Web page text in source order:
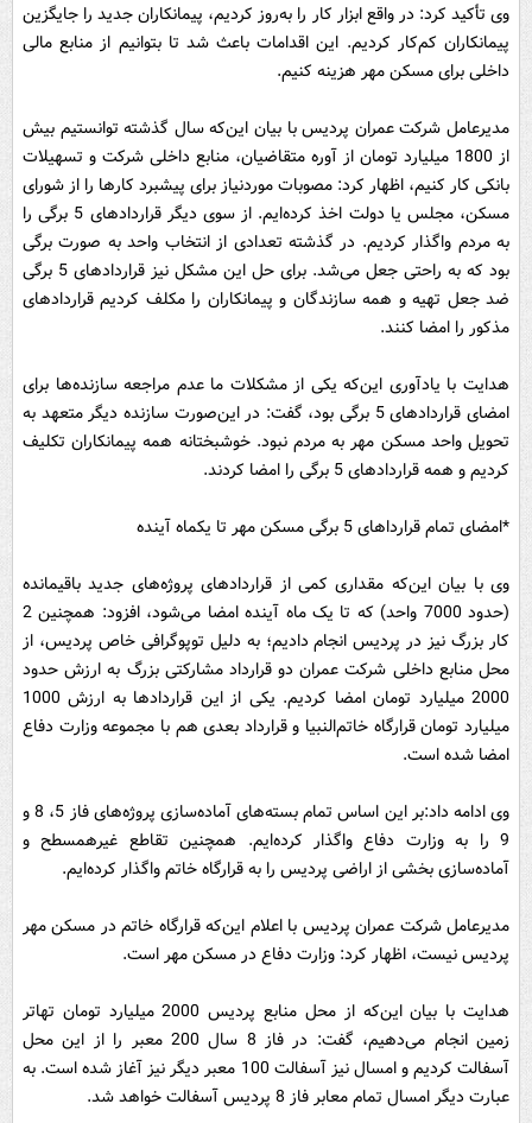
وی تأکید کرد: در واقع ابزار کار را به‌روز کردیم، پیمانکاران جدید را جایگزین
پیمانکاران کم‌کار کردیم. این اقدامات باعث شد تا بتوانیم از منابع مالی
داخلی برای مسکن مهر هزینه کنیم.
مدیرعامل شرکت عمران پردیس با بیان این‌که سال گذشته توانستیم بیش
از 1800 میلیارد تومان از آوره متقاضیان، منابع داخلی شرکت و تسهیلات
بانکی کار کنیم، اظهار کرد: مصوبات موردنیاز برای پیشبرد کارها را از شورای
مسکن، مجلس یا دولت اخذ کرده‌ایم. از سوی دیگر قراردادهای 5 برگی را
به مردم واگذار کردیم. در گذشته تعدادی از انتخاب‌ واحد به صورت ‌برگی
بود که به راحتی جعل می‌شد. برای حل این مشکل نیز قراردادهای 5 برگی
ضد جعل تهیه و همه سازندگان و پیمانکاران را مکلف کردیم قراردادهای
مذکور را امضا کنند.
هدایت با یادآوری این‌که یکی از مشکلات ما عدم مراجعه سازنده‌ها برای
امضای قراردادهای 5 برگی بود، گفت: در این‌صورت سازنده دیگر متعهد به
تحویل واحد مسکن مهر به مردم نبود. خوشبختانه همه پیمانکاران تکلیف
کردیم و همه قراردادهای 5 برگی را امضا کردند.
*امضای تمام قرارداهای 5 برگی مسکن مهر تا یکماه آینده
وی با بیان این‌که مقداری کمی از قراردادهای پروژه‌های جدید باقیمانده
(حدود 7000 واحد) که تا یک ماه آینده امضا می‌شود، افزود: همچنین 2
کار بزرگ نیز در پردیس انجام دادیم؛ به دلیل توپوگرافی خاص پردیس، از
محل منابع داخلی شرکت عمران دو قرارداد مشارکتی بزرگ به ارزش حدود
2000 میلیارد تومان امضا کردیم. یکی از این قراردادها به ارزش 1000
میلیارد تومان قرارگاه خاتم‌النبیا و قرارداد بعدی هم با مجموعه وزارت دفاع
امضا شده است.
وی ادامه داد:‌بر این اساس تمام بسته‌های آماده‌سازی پروژه‌های فاز 5، 8 و
9 را به وزارت دفاع واگذار کرده‌ایم. همچنین تقاطع غیرهمسطح و
آماده‌سازی بخشی از اراضی پردیس را به قرارگاه خاتم واگذار کرده‌ایم.
مدیرعامل شرکت عمران پردیس با اعلام این‌که قرارگاه خاتم در مسکن مهر
پردیس نیست، اظهار کرد: وزارت دفاع در مسکن مهر است.
هدایت با بیان این‌که از محل منابع پردیس 2000 میلیارد تومان تهاتر
زمین انجام می‌دهیم، گفت: در فاز 8 سال 200 معبر را از این محل
آسفالت کردیم و امسال نیز آسفالت 100 معبر دیگر نیز آغاز شده است. به
عبارت دیگر امسال تمام معابر فاز 8 پردیس آسفالت خواهد شد.